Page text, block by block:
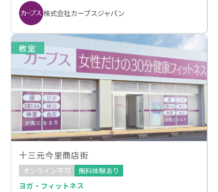
株式会社カーブスジャパン
教室
十三元今里商店街
オンライン不可
無料体験あり
ヨガ・フィットネス